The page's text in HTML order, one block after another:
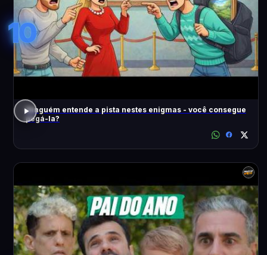
10
Ninguém entende a pista nestes enigmas - você consegue
pegá-la?